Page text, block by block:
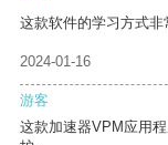
这款软件的学习方式非
2024-01-16
游客
这款加速器VPM应用